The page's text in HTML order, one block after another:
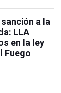
a la
LLA
en la ley
Fuego